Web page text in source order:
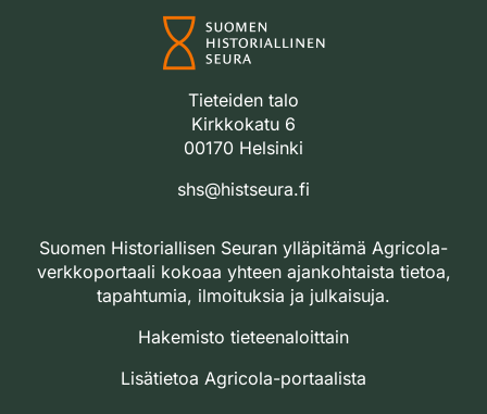
Tieteiden talo
Kirkkokatu 6
00170 Helsinki
shs@histseura.fi
Suomen Historiallisen Seuran ylläpitämä Agricola-
verkkoportaali kokoaa yhteen ajankohtaista tietoa,
tapahtumia, ilmoituksia ja julkaisuja.
Hakemisto tieteenaloittain
Lisätietoa Agricola-portaalista